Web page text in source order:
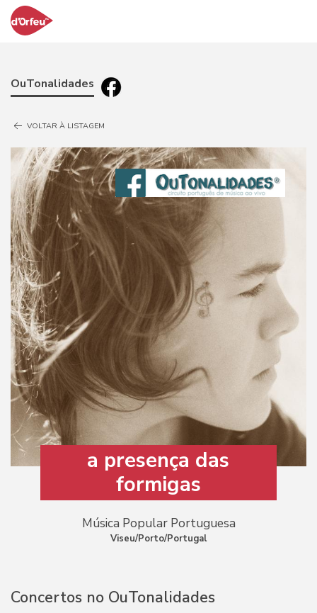
OuTonalidades
VOLTAR À LISTAGEM
a presença das
formigas
Música Popular Portuguesa
Viseu/Porto/Portugal
Concertos no OuTonalidades